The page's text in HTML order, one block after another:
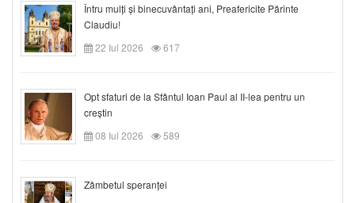
Întru mulți și binecuvântați ani, Preafericite Părinte
Claudiu!
22 Iul 2026
617
Opt sfaturi de la Sfântul Ioan Paul al II-lea pentru un
creștin
08 Iul 2026
589
Zâmbetul speranței